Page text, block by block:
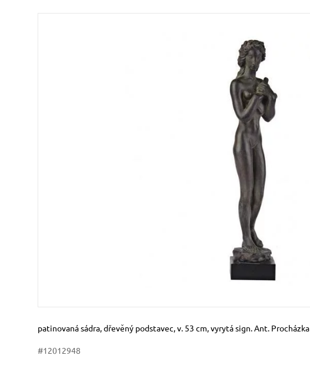
Rozměry
Stručný popis předmětu
patinovaná sádra, dřevěný podstavec, v. 53 cm, vyrytá sign. Ant. Procházka
#12012948